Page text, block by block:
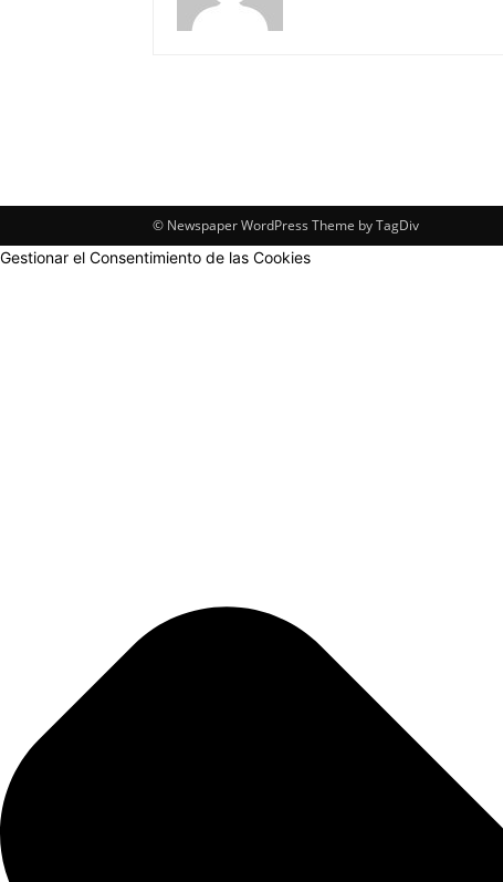
© Newspaper WordPress Theme by TagDiv
Gestionar el Consentimiento de las Cookies